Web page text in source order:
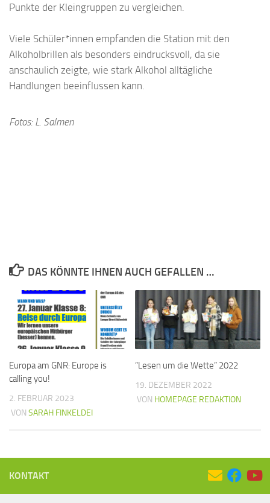
Punkte der Kleingruppen zu vergleichen.
Viele Schüler*innen empfanden die Station mit den
Alkoholbrillen als besonders eindrucksvoll, da sie
anschaulich zeigte, wie stark Alkohol alltägliche
Handlungen beeinflussen kann.
Fotos: L. Salmen
DAS KÖNNTE IHNEN AUCH GEFALLEN …
Europa am GNR: Europe is
calling you!
2. FEBRUAR 2023
VON SARAH FINKELDEI
“Lesen um die Wette” 2022
19. DEZEMBER 2022
VON HOMEPAGE REDAKTION
KONTAKT